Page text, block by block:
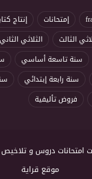
إمتحانات إنتاج
الثالث الثلاثي الثاني
سنة تاسعة أساسي
سنة رابعة إبتدائي
فروض تأليفية
موقع قراية